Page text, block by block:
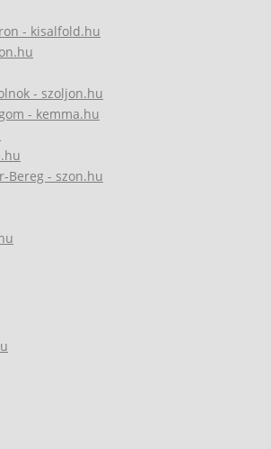
- kisalfold.hu
- szoljon.hu
- kemma.hu
Bereg - szon.hu